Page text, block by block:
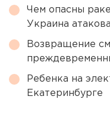
Чем опасны
Украина
Возвращение
Ребенка на
Екатеринбурге